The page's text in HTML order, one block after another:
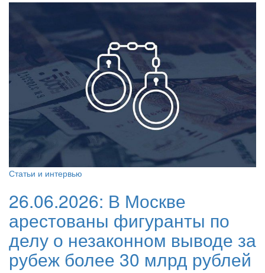
Статьи и интервью
26.06.2026: В Москве
арестованы фигуранты по
делу о незаконном выводе за
рубеж более 30 млрд рублей